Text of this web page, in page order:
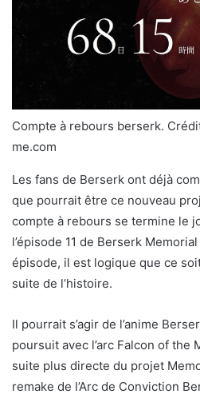
Compte à rebours berserk.
me.com
Les fans de Berserk ont ​​déjà
que pourrait être ce nouveau
compte à rebours se termine le
l’épisode 11 de Berserk
épisode, il est logique que ce
suite de l’histoire.
Il pourrait s’agir de l’anime
poursuit avec l’arc Falcon of the
suite plus directe du projet
remake de l’Arc de Conviction